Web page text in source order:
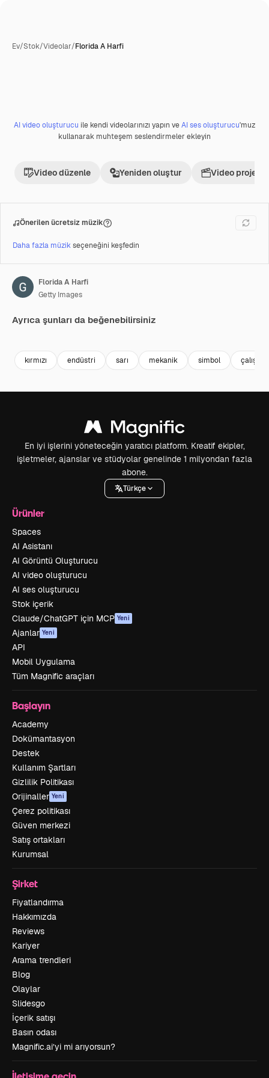
Ev/Stok/Videolar/Florida A Harfi
Premium
AI video oluşturucu ile kendi videolarınızı yapın veAI ses oluşturucu'muz
kullanarak muhteşem seslendirmeler ekleyin
Video düzenle Yeniden oluştur Video projesi
Önerilen ücretsiz müzik
Daha fazla müzikseçeneğini keşfedin
Florida A Harfi
Getty Images
Ayrıca şunları da beğenebilirsiniz
kırmızı endüstri sarı mekanik simbol çalışıyor
En iyi işlerini yöneteceğin yaratıcı platform. Kreatif ekipler,
işletmeler, ajanslar ve stüdyolar genelinde 1 milyondan fazla
abone.
Türkçe
Ürünler
Spaces
AI Asistanı
AI Görüntü Oluşturucu
AI video oluşturucu
AI ses oluşturucu
Stok içerik
Claude/ChatGPT için MCP Yeni
Ajanlar Yeni
API
Mobil Uygulama
Tüm Magnific araçları
Başlayın
Academy
Dokümantasyon
Destek
Kullanım Şartları
Gizlilik Politikası
Orijinaller Yeni
Çerez politikası
Güven merkezi
Satış ortakları
Kurumsal
Şirket
Fiyatlandırma
Hakkımızda
Reviews
Kariyer
Arama trendleri
Blog
Olaylar
Slidesgo
İçerik satışı
Basın odası
Magnific.ai’yi mi arıyorsun?